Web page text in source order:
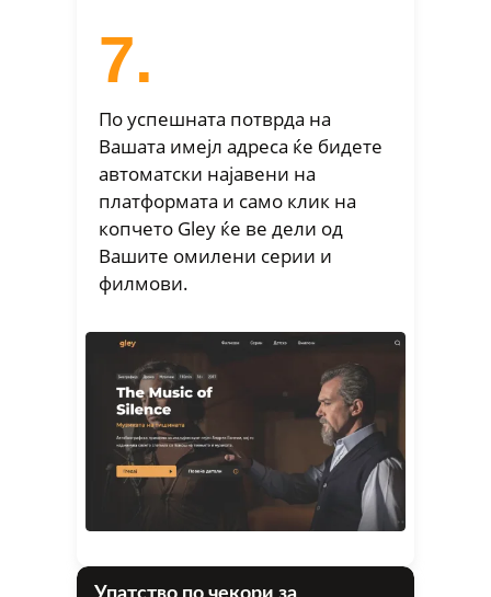
7.
По успешната потврда на
Вашата имејл адреса ќе бидете
автоматски најавени на
платформата и само клик на
копчето Gley ќе ве дели од
Вашите омилени серии и
филмови.